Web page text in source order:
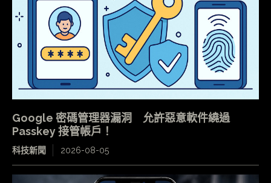
Google 密碼管理器漏洞 允許惡意軟件繞過
Passkey 接管帳戶！
科技新聞 2026-08-05